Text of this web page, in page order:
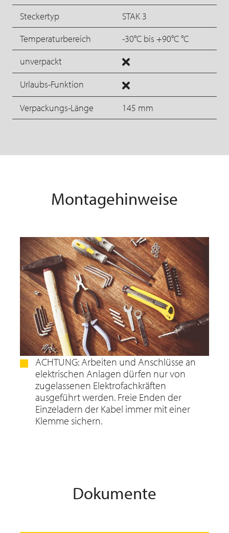
Steckertyp
STAK 3
Temperaturbereich
-30°C bis +90°C °C
unverpackt
Urlaubs-Funktion
Verpackungs-Länge
145 mm
Montagehinweise
ACHTUNG: Arbeiten und Anschlüsse an
elektrischen Anlagen dürfen nur von
zugelassenen Elektrofachkräften
ausgeführt werden. Freie Enden der
Einzeladern der Kabel immer mit einer
Klemme sichern.
Dokumente